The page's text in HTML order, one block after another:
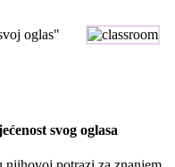
oglas"
svog oglasa